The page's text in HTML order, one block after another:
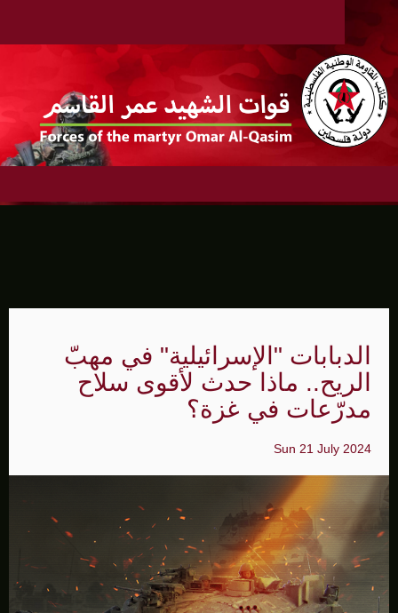
الدبابات "الإسرائيلية" في مهبّ
الريح.. ماذا حدث لأقوى سلاح
مدرّعات في غزة؟
Sun 21 July 2024